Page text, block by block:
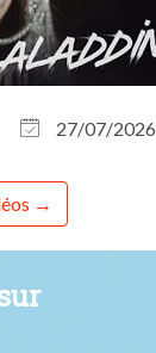
27/07/2026